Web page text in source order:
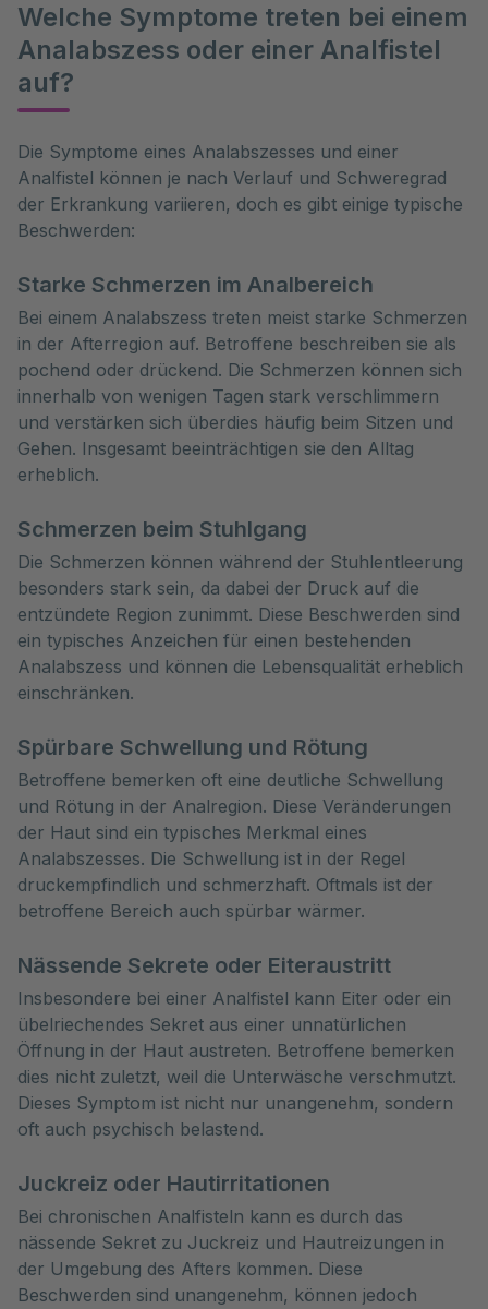
Welche Symptome treten bei einem
Analabszess oder einer Analfistel
auf?
Die Symptome eines Analabszesses und einer
Analfistel können je nach Verlauf und Schweregrad
der Erkrankung variieren, doch es gibt einige typische
Beschwerden:
Starke Schmerzen im Analbereich
Bei einem Analabszess treten meist starke Schmerzen
in der Afterregion auf. Betroffene beschreiben sie als
pochend oder drückend. Die Schmerzen können sich
innerhalb von wenigen Tagen stark verschlimmern
und verstärken sich überdies häufig beim Sitzen und
Gehen. Insgesamt beeinträchtigen sie den Alltag
erheblich.
Schmerzen beim Stuhlgang
Die Schmerzen können während der Stuhlentleerung
besonders stark sein, da dabei der Druck auf die
entzündete Region zunimmt. Diese Beschwerden sind
ein typisches Anzeichen für einen bestehenden
Analabszess und können die Lebensqualität erheblich
einschränken.
Spürbare Schwellung und Rötung
Betroffene bemerken oft eine deutliche Schwellung
und Rötung in der Analregion. Diese Veränderungen
der Haut sind ein typisches Merkmal eines
Analabszesses. Die Schwellung ist in der Regel
druckempfindlich und schmerzhaft. Oftmals ist der
betroffene Bereich auch spürbar wärmer.
Nässende Sekrete oder Eiteraustritt
Insbesondere bei einer Analfistel kann Eiter oder ein
übelriechendes Sekret aus einer unnatürlichen
Öffnung in der Haut austreten. Betroffene bemerken
dies nicht zuletzt, weil die Unterwäsche verschmutzt.
Dieses Symptom ist nicht nur unangenehm, sondern
oft auch psychisch belastend.
Juckreiz oder Hautirritationen
Bei chronischen Analfisteln kann es durch das
nässende Sekret zu Juckreiz und Hautreizungen in
der Umgebung des Afters kommen. Diese
Beschwerden sind unangenehm, können jedoch